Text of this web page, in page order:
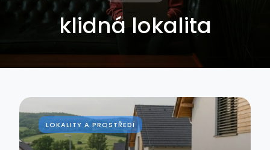
klidná lokalita
LOKALITY A PROSTŘEDÍ